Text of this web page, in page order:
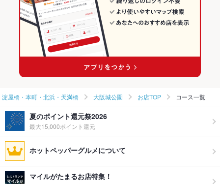
淀屋橋・本町・北浜・天満橋のイタリアンランキング
大阪城公園のグルメランキング
淀屋橋・本町・北浜・天満橋 大阪城公園 お店TOP コース一覧
夏のポイント還元祭2026
最大15,000ポイント還元
ホットペッパーグルメについて
マイルがたまるお店特集！